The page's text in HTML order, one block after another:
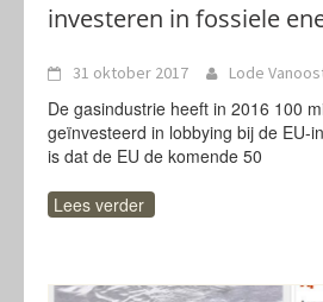
investeren in fossiele
31 oktober 2017 Lode
De gasindustrie heeft in 2016 100
geïnvesteerd in lobbying bij de EU-
is dat de EU de komende 50
Lees verder